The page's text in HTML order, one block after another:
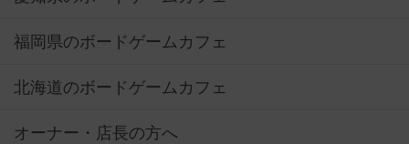
福岡県のボードゲームカフェ
北海道のボードゲームカフェ
オーナー・店長の方へ